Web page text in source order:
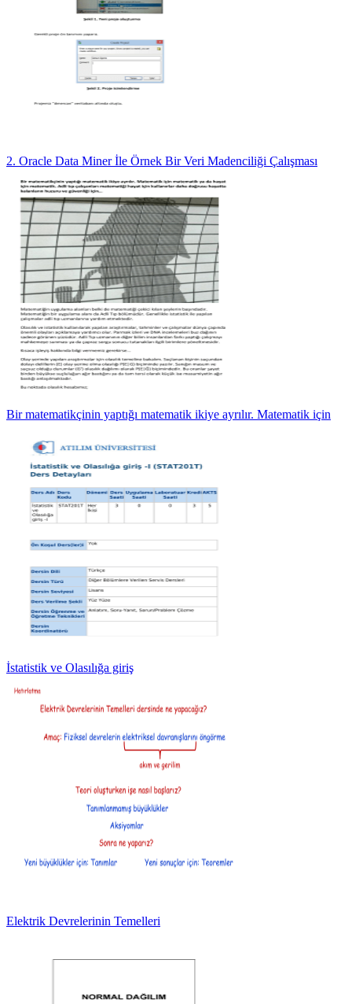
2. Oracle Data Miner İle Örnek Bir Veri Madenciliği Çalışması
Bir matematikçinin yaptığı matematik ikiye ayrılır. Matematik için
İstatistik ve Olasılığa giriş
Elektrik Devrelerinin Temelleri